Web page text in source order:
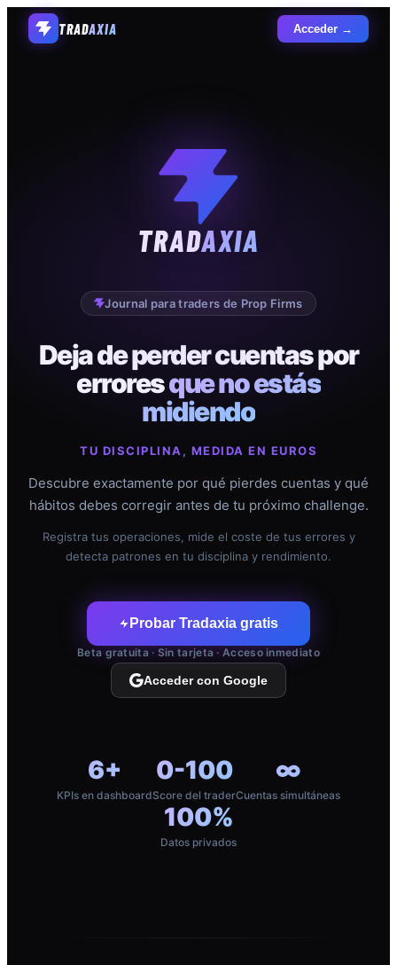
TRADAXIA Acceder →
TRADAXIA
Journal para traders de Prop Firms
Deja de perder cuentas por
erroresque no estás
midiendo
TU DISCIPLINA, MEDIDA EN EUROS
Descubre exactamente por qué pierdes cuentas y qué
hábitos debes corregir antes de tu próximo challenge.
Registra tus operaciones, mide el coste de tus errores y
detecta patrones en tu disciplina y rendimiento.
Probar Tradaxia gratis
Beta gratuita · Sin tarjeta · Acceso inmediato
Acceder con Google
6+
KPIs en dashboard
0-100
Score del trader
∞
Cuentas simultáneas
100%
Datos privados